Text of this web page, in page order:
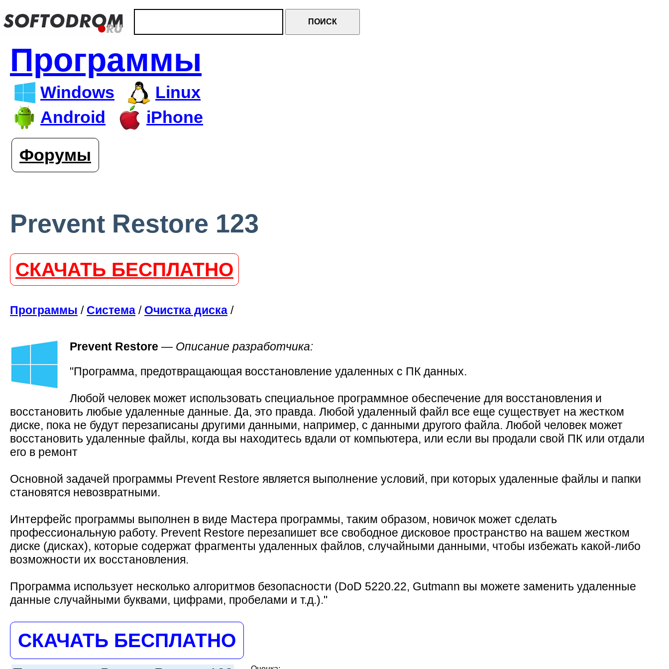
Программы
Windows
Linux
Android
iPhone
Форумы
Prevent Restore 123
СКАЧАТЬ БЕСПЛАТНО
Программы / Система / Очистка диска /
Prevent Restore — Описание разработчика:
"Программа, предотвращающая восстановление удаленных с ПК данных.
Любой человек может использовать специальное программное обеспечение для восстановления и
восстановить любые удаленные данные. Да, это правда. Любой удаленный файл все еще существует на жестком
диске, пока не будут перезаписаны другими данными, например, с данными другого файла. Любой человек может
восстановить удаленные файлы, когда вы находитесь вдали от компьютера, или если вы продали свой ПК или отдали
его в ремонт
Основной задачей программы Prevent Restore является выполнение условий, при которых удаленные файлы и папки
становятся невозвратными.
Интерфейс программы выполнен в виде Мастера программы, таким образом, новичок может сделать
профессиональную работу. Prevent Restore перезапишет все свободное дисковое пространство на вашем жестком
диске (дисках), которые содержат фрагменты удаленных файлов, случайными данными, чтобы избежать какой-либо
возможности их восстановления.
Программа использует несколько алгоритмов безопасности (DoD 5220.22, Gutmann вы можете заменить удаленные
данные случайными буквами, цифрами, пробелами и т.д.)."
СКАЧАТЬ БЕСПЛАТНО